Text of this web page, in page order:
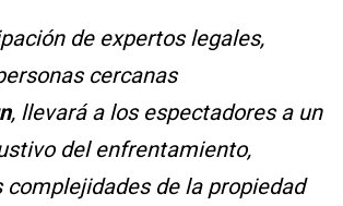
de expertos legales,
cercanas
, llevará a los espectadores a un
del enfrentamiento,
complejidades de la propiedad